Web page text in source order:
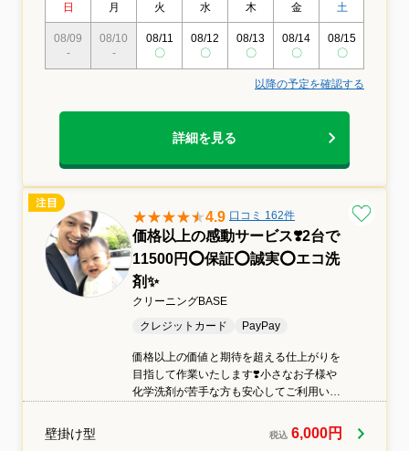
日 月 火 水 木 金 土
08/09
-
08/10
-
08/11
〇
08/12
〇
08/13
〇
08/14
〇
08/15
〇
以降の予定を確認する
詳細を見る
4.9 口コミ 162件
価格以上の感動サービス❣️2台で
11500円⭕️保証⭕️誠実⭕️エコ洗
剤✨
クリーニングBASE
クレジットカード
PayPay
価格以上の価値と期待を超える仕上がりを
目指して作業いたします❣️小さなお子様や
化学洗剤が苦手な方も安心してご利用いた
10年■大手ハウスクリーニング専門店での
経験あり■損害保険加入済み■無料アフター
壁掛け型 税込 6,000円